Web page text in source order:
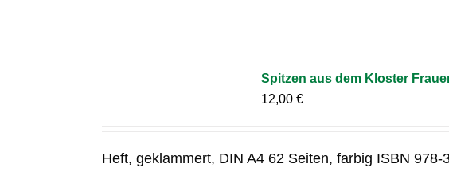
Spitzen aus dem Kloster
12,00€
Heft, geklammert, DIN A4 62 Seiten, farbig ISBN 978-